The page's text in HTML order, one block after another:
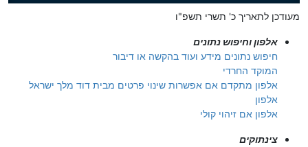
מעודכן לתאריך כ' תשרי תשפ"ו
אלפון וחיפוש נתונים
חיפוש נתונים מידע ועוד בהקשה או דיבור
המוקד החרדי
אלפון מתקדם אם אפשרות שינוי פרטים מבית דוד מלך ישראל
אלפון
⁧אלפון⁩‏ אם זיהוי קולי
צינתוקים